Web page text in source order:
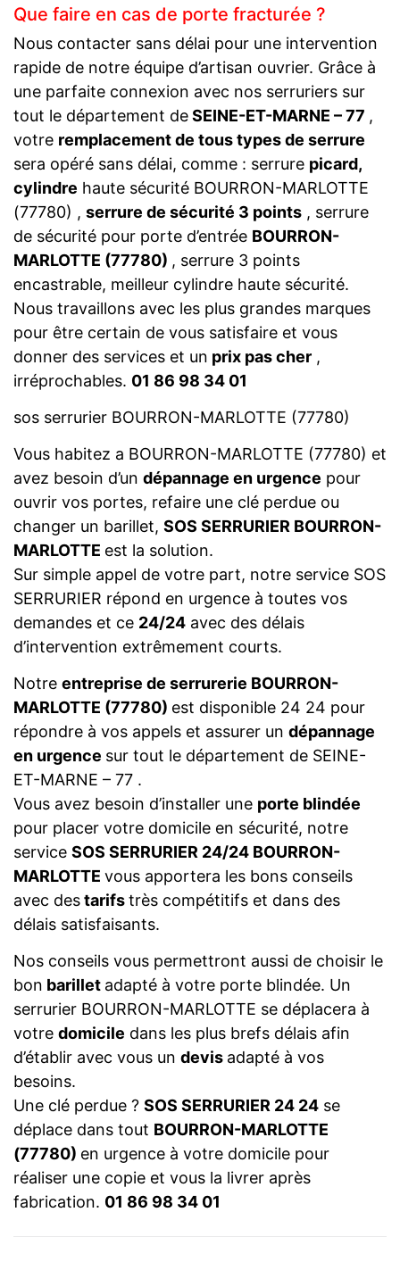
Que faire en cas de porte fracturée ?
Nous contacter sans délai pour une intervention
rapide de notre équipe d’artisan ouvrier. Grâce à
une parfaite connexion avec nos serruriers sur
tout le département deSEINE-ET-MARNE – 77 ,
votre remplacement de tous types de serrure
sera opéré sans délai, comme : serrure picard,
cylindre haute sécurité BOURRON-MARLOTTE
(77780) , serrure de sécurité 3 points , serrure
de sécurité pour porte d’entrée BOURRON-
MARLOTTE (77780) , serrure 3 points
encastrable, meilleur cylindre haute sécurité.
Nous travaillons avec les plus grandes marques
pour être certain de vous satisfaire et vous
donner des services et un prix pas cher ,
irréprochables. 01 86 98 34 01
sos serrurier BOURRON-MARLOTTE (77780)
Vous habitez a BOURRON-MARLOTTE (77780) et
avez besoin d’un dépannage en urgence pour
ouvrir vos portes, refaire une clé perdue ou
changer un barillet, SOS SERRURIER BOURRON-
MARLOTTE est la solution.
Sur simple appel de votre part, notre service SOS
SERRURIER répond en urgence à toutes vos
demandes et ce 24/24 avec des délais
d’intervention extrêmement courts.
Notre entreprise de serrurerie BOURRON-
MARLOTTE (77780) est disponible 24 24 pour
répondre à vos appels et assurer un dépannage
en urgence sur tout le département de SEINE-
ET-MARNE – 77 .
Vous avez besoin d’installer une porte blindée
pour placer votre domicile en sécurité, notre
service SOS SERRURIER 24/24 BOURRON-
MARLOTTE vous apportera les bons conseils
avec destarifstrès compétitifs et dans des
délais satisfaisants.
Nos conseils vous permettront aussi de choisir le
bon barillet adapté à votre porte blindée. Un
serrurier BOURRON-MARLOTTE se déplacera à
votre domicile dans les plus brefs délais afin
d’établir avec vous un devis adapté à vos
besoins.
Une clé perdue ? SOS SERRURIER 24 24 se
déplace dans tout BOURRON-MARLOTTE
(77780) en urgence à votre domicile pour
réaliser une copie et vous la livrer après
fabrication. 01 86 98 34 01